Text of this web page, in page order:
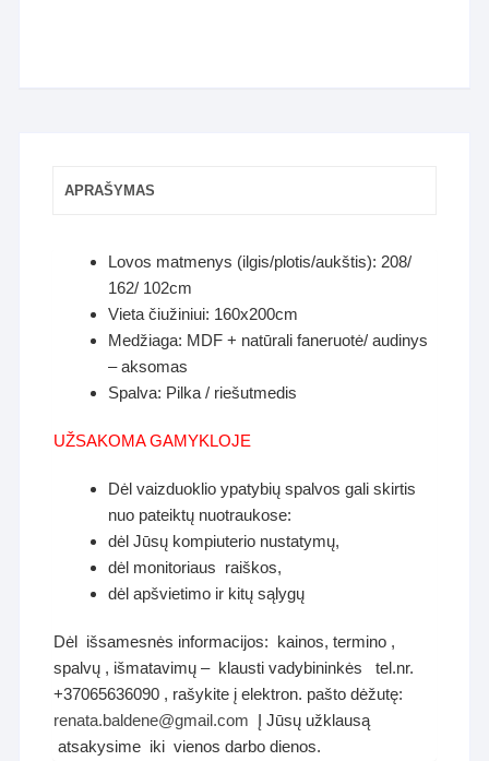
APRAŠYMAS
Lovos matmenys (ilgis/plotis/aukštis): 208/
162/ 102cm
Vieta čiužiniui: 160x200cm
Medžiaga: MDF + natūrali faneruotė/ audinys
– aksomas
Spalva: Pilka / riešutmedis
UŽSAKOMA GAMYKLOJE
Dėl vaizduoklio ypatybių spalvos gali skirtis
nuo pateiktų nuotraukose:
dėl Jūsų kompiuterio nustatymų,
dėl monitoriaus raiškos,
dėl apšvietimo ir kitų sąlygų
Dėl išsamesnės informacijos: kainos, termino ,
spalvų , išmatavimų – klausti vadybininkės tel.nr.
+37065636090 , rašykite į elektron. pašto dėžutę:
renata.baldene@gmail.com Į Jūsų užklausą
atsakysime iki vienos darbo dienos.